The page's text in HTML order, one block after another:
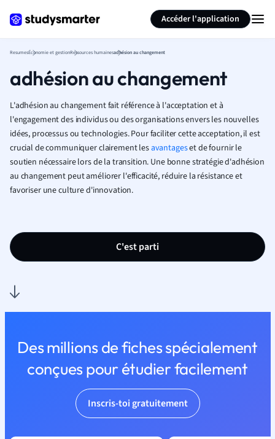
Accéder l'application
ResumesÉconomie et gestionRessources humainesadhésion au changement
adhésion au changement
L'adhésion au changement fait référence à l'acceptation et à
l'engagement des individus ou des organisations envers les nouvelles
idées, processus ou technologies. Pour faciliter cette acceptation, il est
crucial de communiquer clairement lesavantageset de fournir le
soutien nécessaire lors de la transition. Une bonne stratégie d'adhésion
au changement peut améliorer l'efficacité, réduire la résistance et
favoriser une culture d'innovation.
C'est parti
Des millions de fiches spécialement
conçues pour étudier facilement
Inscris-toi gratuitement
Résumer la page